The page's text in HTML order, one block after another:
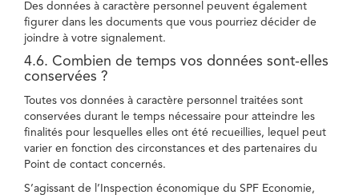
Des données à caractère personnel peuvent également
figurer dans les documents que vous pourriez décider de
joindre à votre signalement.
4.6. Combien de temps vos données sont-elles
conservées ?
Toutes vos données à caractère personnel traitées sont
conservées durant le temps nécessaire pour atteindre les
finalités pour lesquelles elles ont été recueillies, lequel peut
varier en fonction des circonstances et des partenaires du
Point de contact concernés.
S’agissant de l’Inspection économique du SPF Economie,